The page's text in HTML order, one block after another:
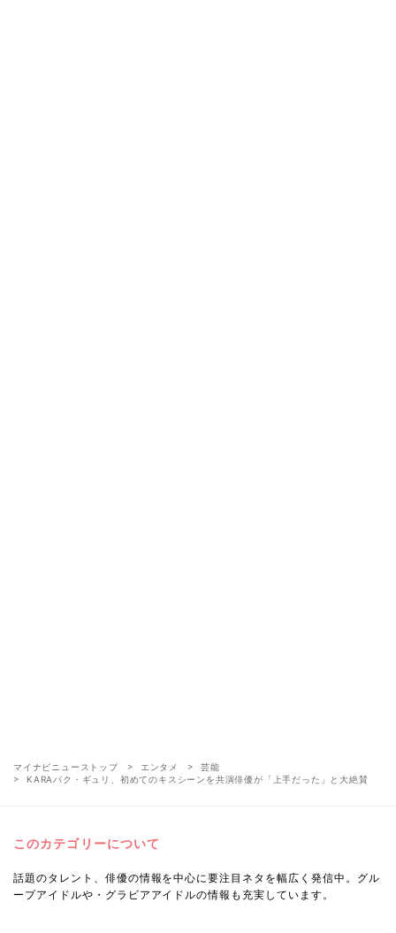
マイナビニューストップ エンタメ
芸能
KARAパク・ギュリ、初めてのキスシーンを共演俳優が「上手だった」と大絶賛
このカテゴリーについて
話題のタレント、俳優の情報を中心に要注目ネタを幅広く発信中。グル
ープアイドルや・グラビアアイドルの情報も充実しています。